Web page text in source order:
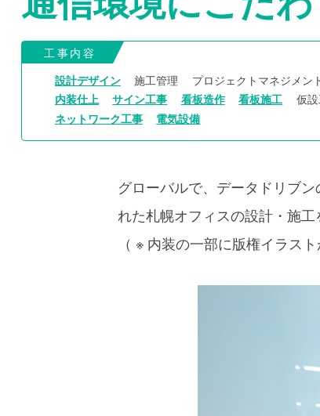
工事内容
設計デザイン
施工管理 プロジェクトマネジメン
内装仕上
サイン工事 看板造作 看板施工 仮
ネットワーク工事
電気設備
グローバルで、データドリブ
れた札幌オフィスの設計・施
（ ※ 内装の一部に版権イラス